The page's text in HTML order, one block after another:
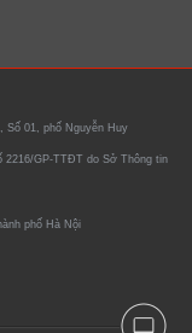
Số 01, phố Nguyễn Huy
2216/GP-TTĐT do Sở Thông tin
phố Hà Nội